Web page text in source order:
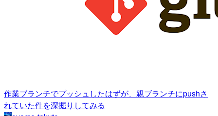
作業ブランチでプッシュしたはずが、親ブランチにpushさ
れていた件を深掘りしてみる